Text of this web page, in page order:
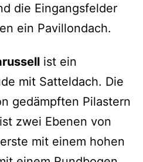
die Eingangsfelder
ein Pavillondach.
ist ein
mit Satteldach. Die
gedämpften Pilastern
zwei Ebenen von
mit einem hohen